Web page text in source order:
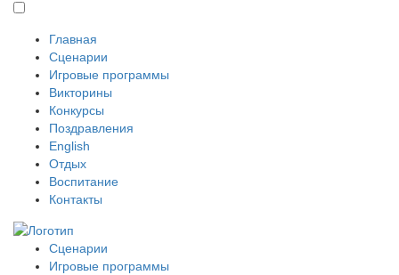
Главная
Сценарии
Игровые программы
Викторины
Конкурсы
Поздравления
English
Отдых
Воспитание
Контакты
Сценарии
Игровые программы